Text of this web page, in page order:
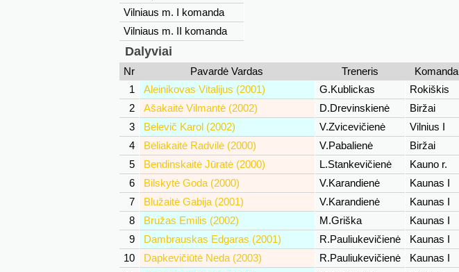
Vilniaus m. I komanda
Vilniaus m. II komanda
Dalyviai
Nr Pavardė Vardas Treneris Komanda
1
Aleinikovas Vitalijus (2001) G.Kublickas
Rokiškis
2
Ašakaitė Vilmantė (2002) D.Drevinskienė
Biržai
3
Belevič Karol (2002) V.Zvicevičienė
Vilnius I
4
Bėliakaitė Radvilė (2000) V.Pabalienė
Biržai
5
Bendinskaitė Jūratė (2000) L.Stankevičienė
Kauno r.
6
Bilskytė Goda (2000) V.Karandienė
Kaunas I
7
Blužaitė Gabija (2001) V.Karandienė
Kaunas I
8
Bružas Emilis (2002) M.Griška
Kaunas I
9
Dambrauskas Edgaras (2001) R.Pauliukevičienė
Kaunas I
10
Dapkevičiūtė Neda (2003) R.Pauliukevičienė
Kaunas I